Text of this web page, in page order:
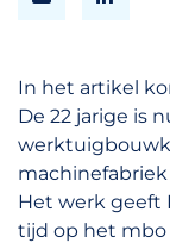
In het artikel
De 22 jarige is
Het werk geeft
tijd op het mbo